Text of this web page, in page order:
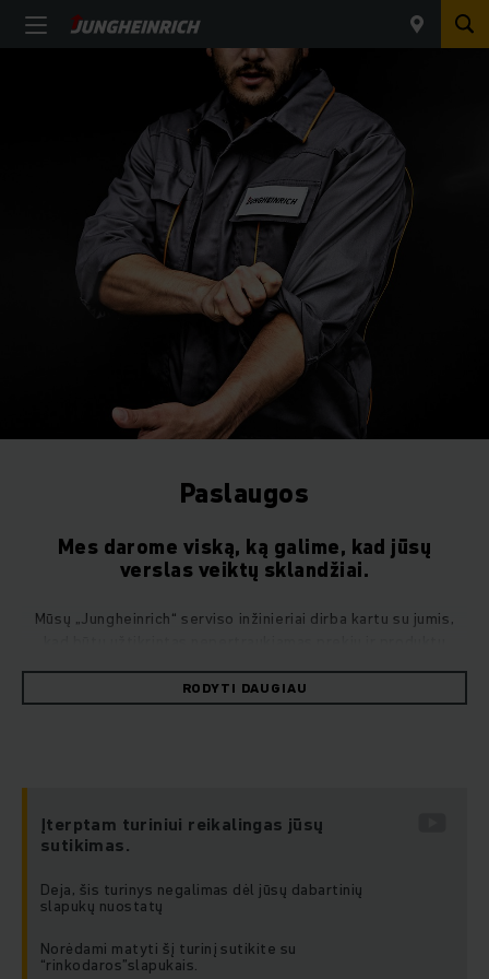
Paslaugos
Mes darome viską, ką galime, kad jūsų
verslas veiktų sklandžiai.
Mūsų „Jungheinrich“ serviso inžinieriai dirba kartu su jumis,
reikiamą vietą laiku ir patikimai. Mūsų ekspertų komanda
visuomet pasirengusi užtikrinti sklandžius procesus, saugą ir
sudėtingesni ir reikalauja daugiau pastangų, galite pasikliauti
stipriomis „Jungheinrich“ serviso, palaikymo ir atsarginių dalių
padedame išvengti problemų, siūlydami individualiai
pritaikytas paslaugas, platų saugos sprendimų spektrą,
tiekimą.
RODYTI DAUGIAU
Įterptam turiniui reikalingas jūsų
sutikimas.
Deja, šis turinys negalimas dėl jūsų dabartinių
slapukų nuostatų
Norėdami matyti šį turinį sutikite su
“rinkodaros”slapukais.